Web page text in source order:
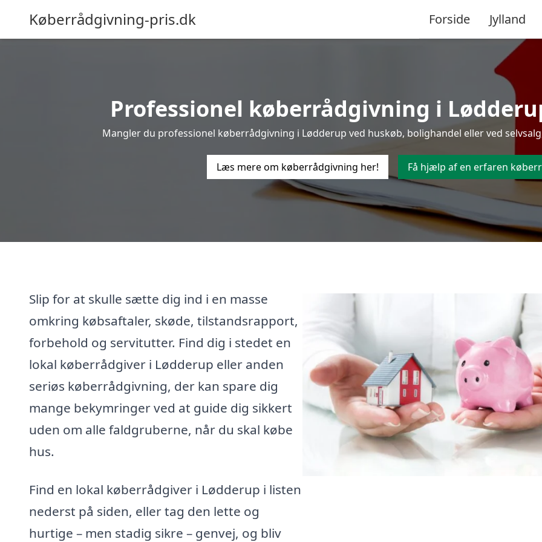
Køberrådgivning-pris.dk Forside Jylland
Professionel køberrådgivning i
Mangler du professionel køberrådgivning i Lødderup ved huskøb, bolighandel eller ved
Læs mere om køberrådgivning her! Få hjælp af en erfaren
Slip for at skulle sætte dig ind i en masse
omkring købsaftaler, skøde, tilstandsrapport,
forbehold og servitutter. Find dig i stedet en
lokal køberrådgiver i Lødderup eller anden
seriøs køberrådgivning, der kan spare dig
mange bekymringer ved at guide dig sikkert
uden om alle faldgruberne, når du skal købe
hus.
Find en lokal køberrådgiver i Lødderup i listen
nederst på siden, eller tag den lette og
hurtige – men stadig sikre – genvej, og bliv